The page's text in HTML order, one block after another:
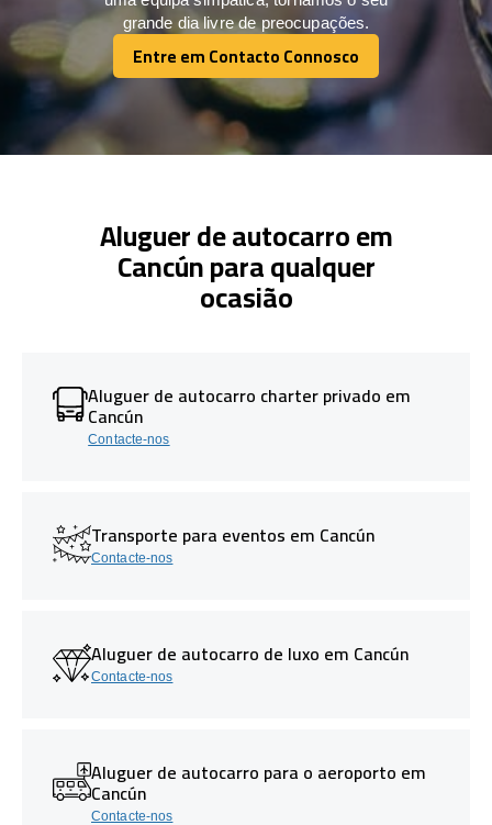
grande dia livre de preocupações.
Entre em Contacto Connosco
Entre em Contacto Connosco
Aluguer de autocarro em
Cancún para qualquer
ocasião
Aluguer de autocarro charter privado em
Cancún
Contacte-nos
Transporte para eventos em Cancún
Contacte-nos
Aluguer de autocarro de luxo em Cancún
Contacte-nos
Aluguer de autocarro para o aeroporto em
Cancún
Contacte-nos